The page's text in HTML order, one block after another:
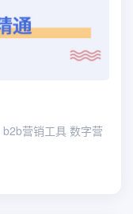
b2b营销工具 数字营